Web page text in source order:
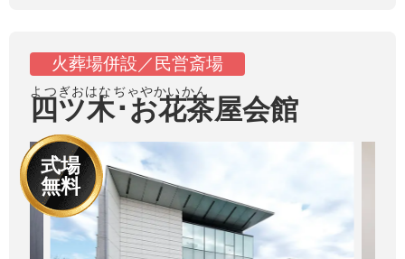
火葬場併設／民営斎場
よつぎおはなぢゃやかいかん
四ツ木･お花茶屋会館
式場
無料